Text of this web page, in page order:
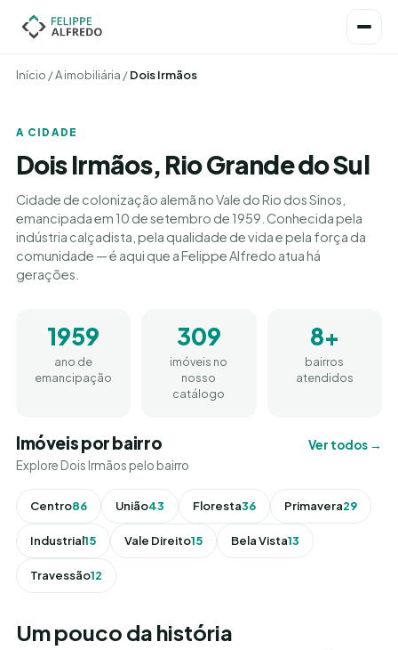
Início /A imobiliária /Dois Irmãos
A CIDADE
Dois Irmãos, Rio Grande do Sul
Cidade de colonização alemã no Vale do Rio dos Sinos,
emancipada em 10 de setembro de 1959. Conhecida pela
indústria calçadista, pela qualidade de vida e pela força da
comunidade — é aqui que a Felippe Alfredo atua há
gerações.
1959
ano de
emancipação
309
imóveis no
nosso
catálogo
8+
bairros
atendidos
Imóveis por bairro
Explore Dois Irmãos pelo bairro
Ver todos →
Centro86 União43 Floresta36 Primavera29
Industrial15 Vale Direito15 Bela Vista13
Travessão12
Um pouco da história